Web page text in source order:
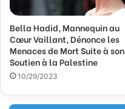
Bella Hadid, Mannequin au
Cœur Vaillant, Dénonce les
Menaces de Mort Suite à son
Soutien à la Palestine
10/29/2023